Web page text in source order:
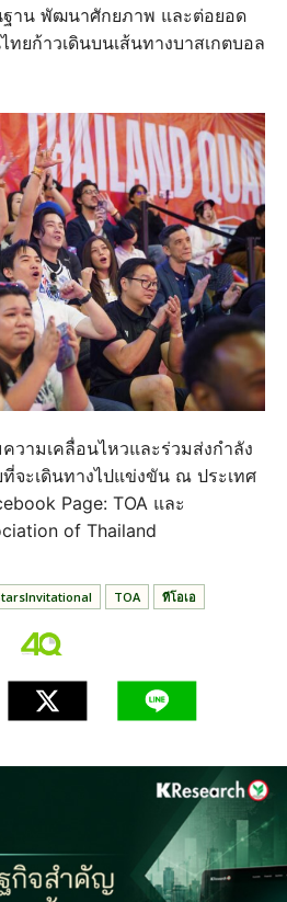
าน พัฒนาศักยภาพ และต่อยอด
ทยก้าวเดินบนเส้นทางบาสเกตบอล
วามเคลื่อนไหวและร่วมส่งกำลัง
จะเดินทางไปแข่งขัน ณ ประเทศ
Page: TOA และ
of Thailand
TOA ทีโอเอ